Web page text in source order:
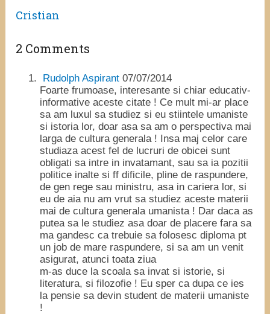
Cristian
2 Comments
Rudolph Aspirant 07/07/2014
Foarte frumoase, interesante si chiar educativ-
informative aceste citate ! Ce mult mi-ar place
sa am luxul sa studiez si eu stiintele umaniste
si istoria lor, doar asa sa am o perspectiva mai
larga de cultura generala ! Insa maj celor care
studiaza acest fel de lucruri de obicei sunt
obligati sa intre in invatamant, sau sa ia pozitii
politice inalte si ff dificile, pline de raspundere,
de gen rege sau ministru, asa in cariera lor, si
eu de aia nu am vrut sa studiez aceste materii
mai de cultura generala umanista ! Dar daca as
putea sa le studiez asa doar de placere fara sa
ma gandesc ca trebuie sa folosesc diploma pt
un job de mare raspundere, si sa am un venit
asigurat, atunci toata ziua
m-as duce la scoala sa invat si istorie, si
literatura, si filozofie ! Eu sper ca dupa ce ies
la pensie sa devin student de materii umaniste
!